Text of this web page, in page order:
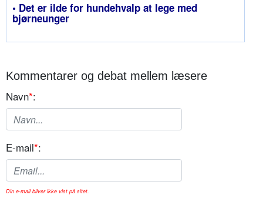
• Det er ilde for hundehvalp at lege med
bjørneunger
Kommentarer og debat mellem læsere
Navn*:
E-mail*:
Din e-mail bliver ikke vist på sitet.